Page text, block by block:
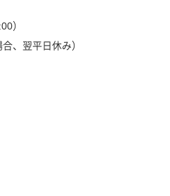
）
、翌平日休み）